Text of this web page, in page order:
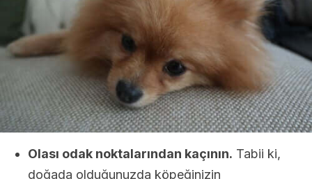
Olası odak noktalarından kaçının. Tabii ki,
doğada olduğunuzda köpeğinizin